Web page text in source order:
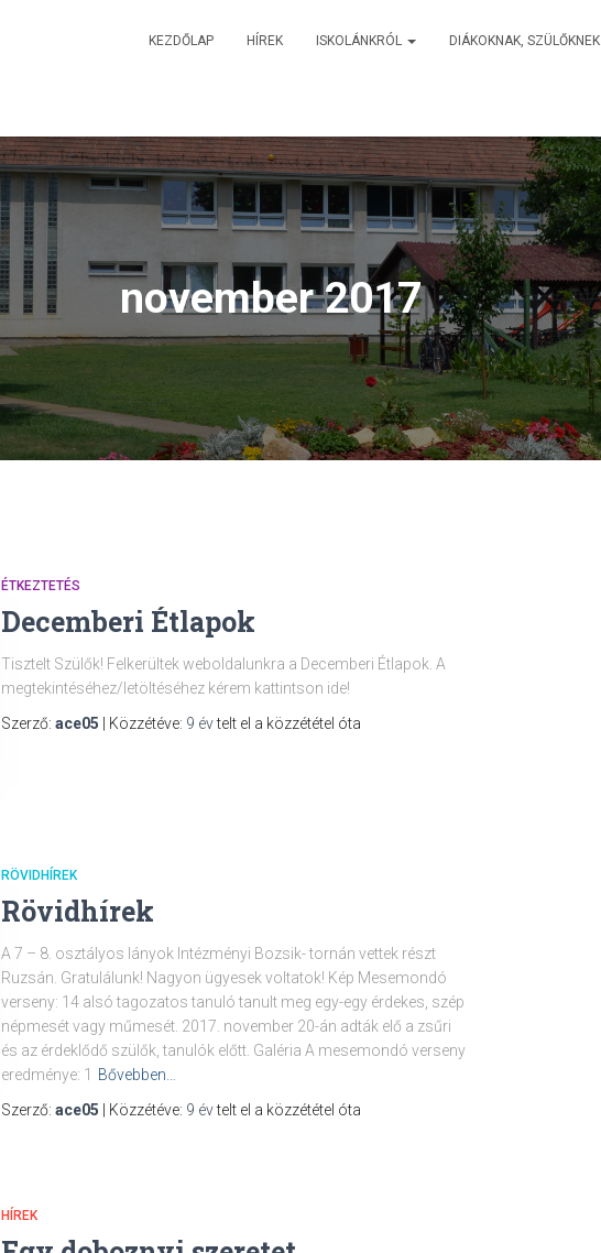
KEZDŐLAP HÍREK ISKOLÁNKRÓL DIÁKOKNAK, SZÜLŐKNEK
november 2017
ÉTKEZTETÉS
Decemberi Étlapok
Tisztelt Szülők! Felkerültek weboldalunkra a Decemberi Étlapok. A
megtekintéséhez/letöltéséhez kérem kattintson ide!
Szerző: ace05 | Közzétéve: 9 évtelt el a közzététel óta
RÖVIDHÍREK
Rövidhírek
A 7 – 8. osztályos lányok Intézményi Bozsik- tornán vettek részt
Ruzsán. Gratulálunk! Nagyon ügyesek voltatok! Kép Mesemondó
verseny: 14 alsó tagozatos tanuló tanult meg egy-egy érdekes, szép
népmesét vagy műmesét. 2017. november 20-án adták elő a zsűri
és az érdeklődő szülők, tanulók előtt. Galéria A mesemondó verseny
eredménye: 1
Bővebben…
Szerző: ace05 | Közzétéve: 9 évtelt el a közzététel óta
HÍREK